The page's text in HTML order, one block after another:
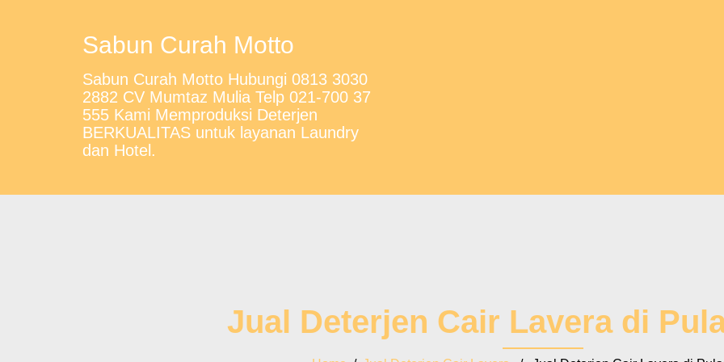
Sabun Curah Motto
Sabun Curah Motto Hubungi 0813 3030
2882 CV Mumtaz Mulia Telp 021-700 37
555 Kami Memproduksi Deterjen
BERKUALITAS untuk layanan Laundry
dan Hotel.
Jual Deterjen Cair Lavera di